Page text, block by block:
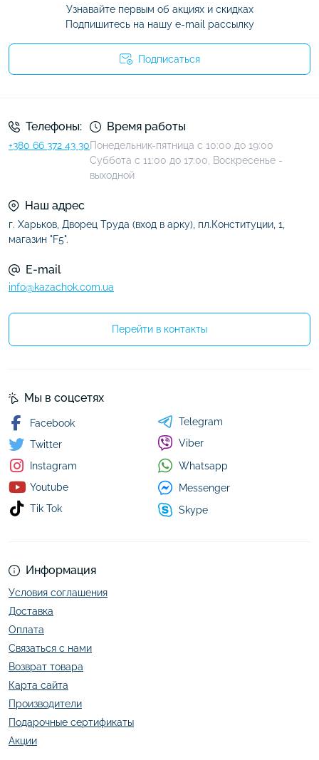
Узнавайте первым об акциях и скидках
Подпишитесь на нашу e-mail рассылку
Подписаться
Телефоны:
+380 66 372 43 30
Время работы
Понедельник-пятница с 10:00 до 19:00
Суббота с 11:00 до 17:00, Воскресенье -
выходной
Наш адрес
г. Харьков, Дворец Труда (вход в арку), пл.Конституции, 1,
магазин "F5".
E-mail
info@kazachok.com.ua
Перейти в контакты
Информация
Условия соглашения
Доставка
Оплата
Связаться с нами
Возврат товара
Карта сайта
Производители
Подарочные сертификаты
Акции
Мы в соцсетях
Facebook
Twitter
Instagram
Youtube
Tik Tok
Telegram
Viber
Whatsapp
Messenger
Skype